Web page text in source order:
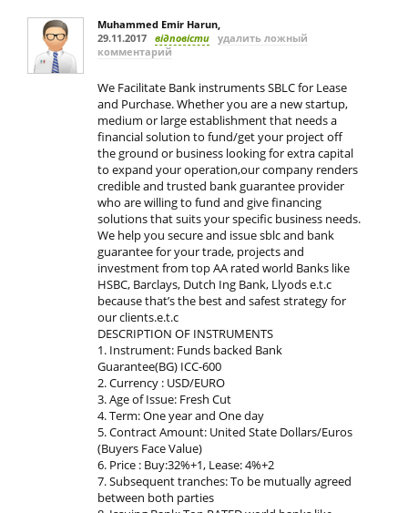
Muhammed Emir Harun,
29.11.2017 відповісти удалить ложный
комментарий
We Facilitate Bank instruments SBLC for Lease
and Purchase. Whether you are a new startup,
medium or large establishment that needs a
financial solution to fund/get your project off
the ground or business looking for extra capital
to expand your operation,our company renders
credible and trusted bank guarantee provider
who are willing to fund and give financing
solutions that suits your specific business needs.
We help you secure and issue sblc and bank
guarantee for your trade, projects and
investment from top AA rated world Banks like
HSBC, Barclays, Dutch Ing Bank, Llyods e.t.c
because that’s the best and safest strategy for
our clients.e.t.c
DESCRIPTION OF INSTRUMENTS
1. Instrument: Funds backed Bank
Guarantee(BG) ICC-600
2. Currency : USD/EURO
3. Age of Issue: Fresh Cut
4. Term: One year and One day
5. Contract Amount: United State Dollars/Euros
(Buyers Face Value)
6. Price : Buy:32%+1, Lease: 4%+2
7. Subsequent tranches: To be mutually agreed
between both parties